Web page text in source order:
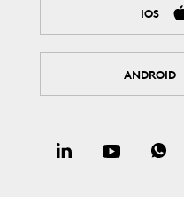
IOS
ANDROID